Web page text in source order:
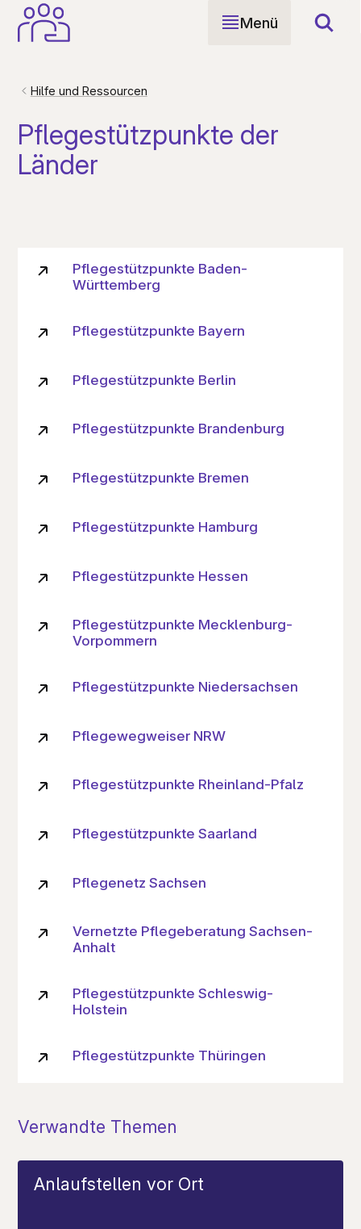
Menü
Hilfe und Ressourcen
Pflegestützpunkte der
Länder
Pflegestützpunkte Baden-
Württemberg
Pflegestützpunkte Bayern
Pflegestützpunkte Berlin
Pflegestützpunkte Brandenburg
Pflegestützpunkte Bremen
Pflegestützpunkte Hamburg
Pflegestützpunkte Hessen
Pflegestützpunkte Mecklenburg-
Vorpommern
Pflegestützpunkte Niedersachsen
Pflegewegweiser NRW
Pflegestützpunkte Rheinland-Pfalz
Pflegestützpunkte Saarland
Pflegenetz Sachsen
Vernetzte Pflegeberatung Sachsen-
Anhalt
Pflegestützpunkte Schleswig-
Holstein
Pflegestützpunkte Thüringen
Verwandte Themen
Anlaufstellen vor Ort